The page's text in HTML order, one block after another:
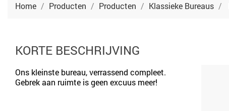
Home Producten Producten Klassieke Bureaus
KORTE BESCHRIJVING
Ons kleinste bureau, verrassend compleet.
Gebrek aan ruimte is geen excuus meer!